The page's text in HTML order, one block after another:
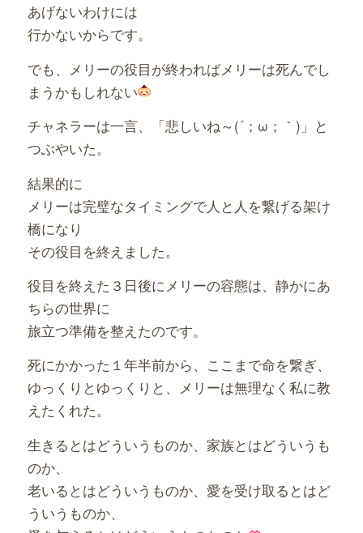
あげないわけには
行かないからです。
でも、メリーの役目が終わればメリーは死んでし
まうかもしれない
チャネラーは一言、「悲しいね～(´；ω；｀)」と
つぶやいた。
結果的に
メリーは完璧なタイミングで人と人を繋げる架け
橋になり
その役目を終えました。
役目を終えた３日後にメリーの容態は、静かにあ
ちらの世界に
旅立つ準備を整えたのです。
死にかかった１年半前から、ここまで命を繋ぎ、
ゆっくりとゆっくりと、メリーは無理なく私に教
えたくれた。
生きるとはどういうものか、家族とはどういうも
のか、
老いるとはどういうものか、愛を受け取るとはど
ういうものか、